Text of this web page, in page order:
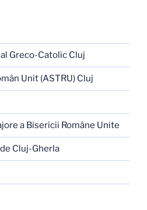
Greco-Catolic Cluj
Unit (ASTRU) Cluj
a Bisericii Române Unite
Cluj-Gherla